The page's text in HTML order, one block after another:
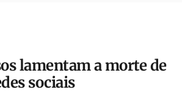
lamentam a morte de
sociais